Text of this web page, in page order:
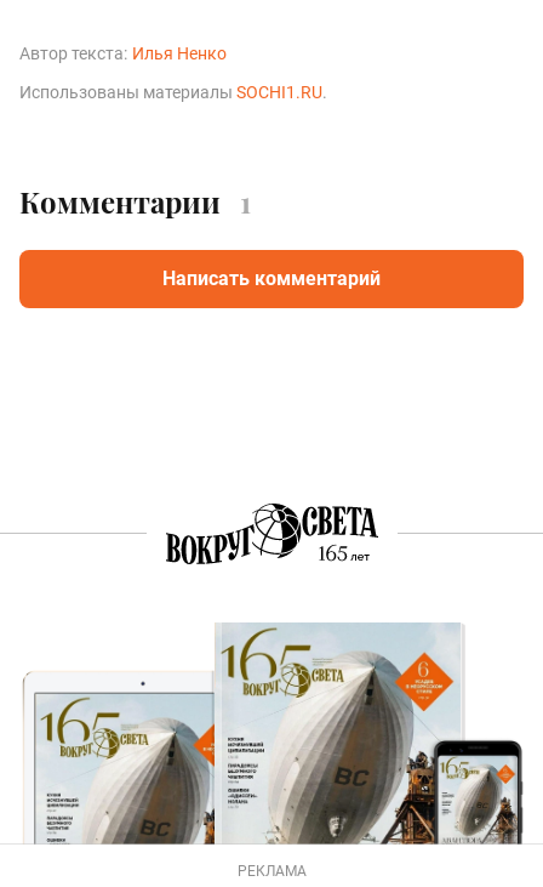
Автор текста: Илья Ненко
Использованы материалы SOCHI1.RU.
Комментарии 1
Написать комментарий
РЕКЛАМА